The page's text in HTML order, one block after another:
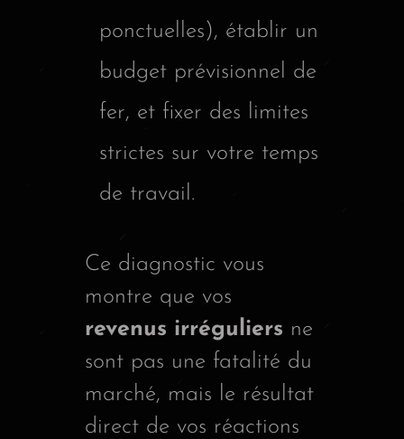
ponctuelles), établir un
budget prévisionnel de
fer, et fixer des limites
strictes sur votre temps
de travail.
Ce diagnostic vous
montre que vos
revenus irréguliers ne
sont pas une fatalité du
marché, mais le résultat
direct de vos réactions